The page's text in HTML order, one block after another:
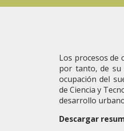
Los procesos de
por tanto, de su
ocupación del
de Ciencia y
desarrollo
Descargar